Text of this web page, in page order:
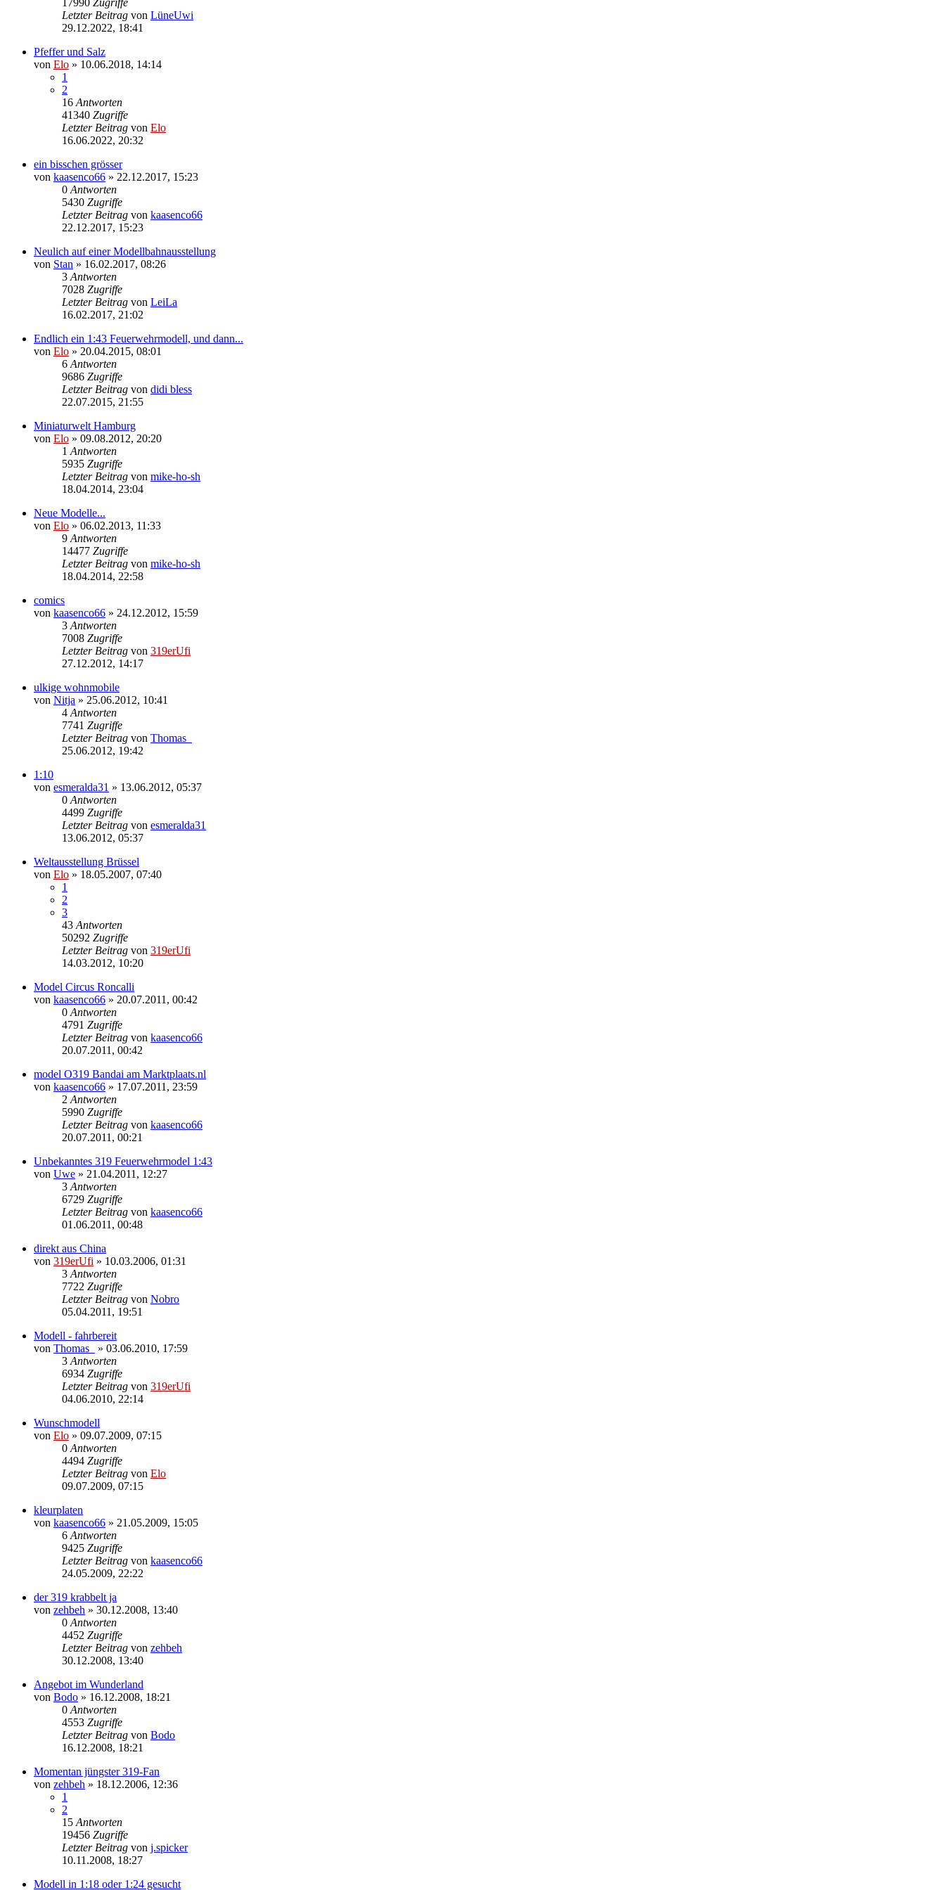
Letzter Beitrag von LüneUwi
29.12.2022, 18:41
Pfeffer und Salz
von Elo » 10.06.2018, 14:14
1
2
16 Antworten
41340 Zugriffe
Letzter Beitrag von Elo
16.06.2022, 20:32
ein bisschen grösser
von kaasenco66 » 22.12.2017, 15:23
0 Antworten
5430 Zugriffe
Letzter Beitrag von kaasenco66
22.12.2017, 15:23
Neulich auf einer Modellbahnausstellung
von Stan » 16.02.2017, 08:26
3 Antworten
7028 Zugriffe
Letzter Beitrag von LeiLa
16.02.2017, 21:02
Endlich ein 1:43 Feuerwehrmodell, und dann...
von Elo » 20.04.2015, 08:01
6 Antworten
9686 Zugriffe
Letzter Beitrag von didi bless
22.07.2015, 21:55
Miniaturwelt Hamburg
von Elo » 09.08.2012, 20:20
1 Antworten
5935 Zugriffe
Letzter Beitrag von mike-ho-sh
18.04.2014, 23:04
Neue Modelle...
von Elo » 06.02.2013, 11:33
9 Antworten
14477 Zugriffe
Letzter Beitrag von mike-ho-sh
18.04.2014, 22:58
comics
von kaasenco66 » 24.12.2012, 15:59
3 Antworten
7008 Zugriffe
Letzter Beitrag von 319erUfi
27.12.2012, 14:17
ulkige wohnmobile
von Nitja » 25.06.2012, 10:41
4 Antworten
7741 Zugriffe
Letzter Beitrag von Thomas_
25.06.2012, 19:42
1:10
von esmeralda31 » 13.06.2012, 05:37
0 Antworten
4499 Zugriffe
Letzter Beitrag von esmeralda31
13.06.2012, 05:37
Weltausstellung Brüssel
von Elo » 18.05.2007, 07:40
1
2
3
43 Antworten
50292 Zugriffe
Letzter Beitrag von 319erUfi
14.03.2012, 10:20
Model Circus Roncalli
von kaasenco66 » 20.07.2011, 00:42
0 Antworten
4791 Zugriffe
Letzter Beitrag von kaasenco66
20.07.2011, 00:42
model O319 Bandai am Marktplaats.nl
von kaasenco66 » 17.07.2011, 23:59
2 Antworten
5990 Zugriffe
Letzter Beitrag von kaasenco66
20.07.2011, 00:21
Unbekanntes 319 Feuerwehrmodel 1:43
von Uwe » 21.04.2011, 12:27
3 Antworten
6729 Zugriffe
Letzter Beitrag von kaasenco66
01.06.2011, 00:48
direkt aus China
von 319erUfi » 10.03.2006, 01:31
3 Antworten
7722 Zugriffe
Letzter Beitrag von Nobro
05.04.2011, 19:51
Modell - fahrbereit
von Thomas_ » 03.06.2010, 17:59
3 Antworten
6934 Zugriffe
Letzter Beitrag von 319erUfi
04.06.2010, 22:14
Wunschmodell
von Elo » 09.07.2009, 07:15
0 Antworten
4494 Zugriffe
Letzter Beitrag von Elo
09.07.2009, 07:15
kleurplaten
von kaasenco66 » 21.05.2009, 15:05
6 Antworten
9425 Zugriffe
Letzter Beitrag von kaasenco66
24.05.2009, 22:22
der 319 krabbelt ja
von zehbeh » 30.12.2008, 13:40
0 Antworten
4452 Zugriffe
Letzter Beitrag von zehbeh
30.12.2008, 13:40
Angebot im Wunderland
von Bodo » 16.12.2008, 18:21
0 Antworten
4553 Zugriffe
Letzter Beitrag von Bodo
16.12.2008, 18:21
Momentan jüngster 319-Fan
von zehbeh » 18.12.2006, 12:36
1
2
15 Antworten
19456 Zugriffe
Letzter Beitrag von j.spicker
10.11.2008, 18:27
Modell in 1:18 oder 1:24 gesucht